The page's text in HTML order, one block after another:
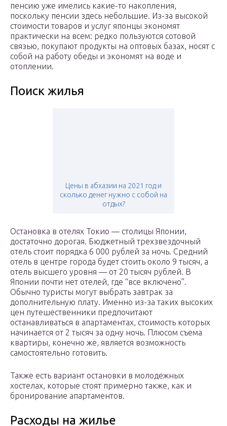
пенсию уже имелись какие-то накопления,
поскольку пенсии здесь небольшие. Из-за высокой
стоимости товаров и услуг японцы экономят
практически на всем: редко пользуются сотовой
связью, покупают продукты на оптовых базах, носят с
собой на работу обеды и экономят на воде и
отоплении.
Поиск жилья
Цены в абхазии на 2021 год и
сколько денег нужно с собой на
отдых?
Остановка в отелях Токио — столицы Японии,
достаточно дорогая. Бюджетный трехзвездочный
отель стоит порядка 6 000 рублей за ночь. Средний
отель в центре города будет стоить около 9 тысяч, а
отель высшего уровня — от 20 тысяч рублей. В
Японии почти нет отелей, где “все включено”.
Обычно туристы могут выбрать завтрак за
дополнительную плату. Именно из-за таких высоких
цен путешественники предпочитают
останавливаться в апартаментах, стоимость которых
начинается от 2 тысяч за одну ночь. Плюсом съема
квартиры, конечно же, является возможность
самостоятельно готовить.
Также есть вариант остановки в молодежных
хостелах, которые стоят примерно также, как и
бронирование апартаментов.
Расходы на жилье